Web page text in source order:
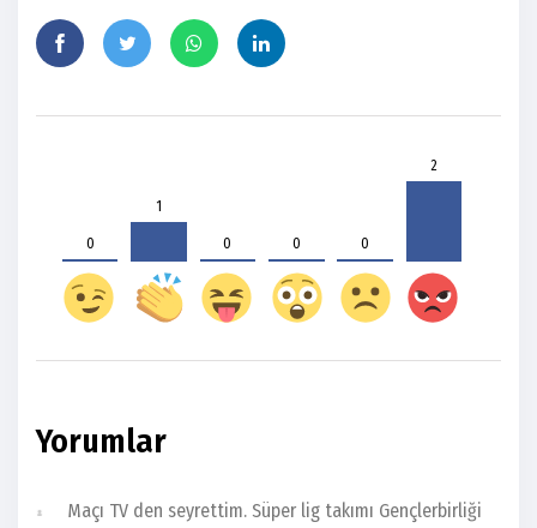
0
1
0 0 0
2
Yorumlar
Maçı TV den seyrettim. Süper lig takımı Gençlerbirliği